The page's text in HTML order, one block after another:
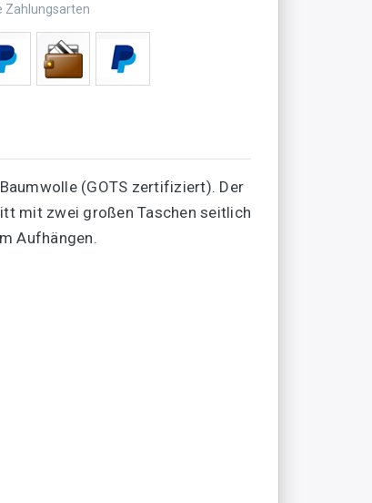
Zahlungsarten
(GOTS zertifiziert). Der
mit zwei großen Taschen seitlich
Aufhängen.